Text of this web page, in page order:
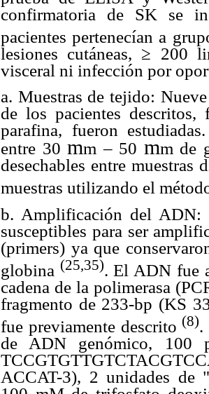
confirmatoria de SK se
pacientes pertenecían a
lesiones cutáneas, ≥ 200
visceral ni infección por
a. Muestras de tejido:
de los pacientes
parafina, fueron
entre 30mm – 50 mm de
desechables entre
muestras utilizando el
b. Amplificación del ADN:
susceptibles para ser
(primers) ya que
globina (25,35). El ADN fue
cadena de la polimerasa
fragmento de 233-bp (KS
fue previamente descrito (8).
de ADN genómico, 100
ACCAT-3), 2 unidades